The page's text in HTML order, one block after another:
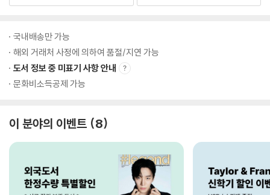
국내배송만 가능
해외 거래처 사정에 의하여 품절/지연 가능
도서 정보 중 미표기 사항 안내
문화비소득공제 가능
이 분야의 이벤트 8